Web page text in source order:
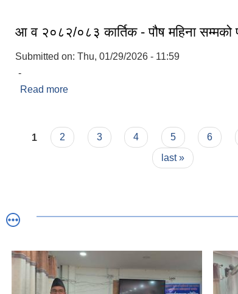
आ व २०८२/०८३ कार्तिक - पौष महिना सम्मको
Submitted on: Thu, 01/29/2026 - 11:59
-
Read more
Pages
1 2 3 4 5 6
last »